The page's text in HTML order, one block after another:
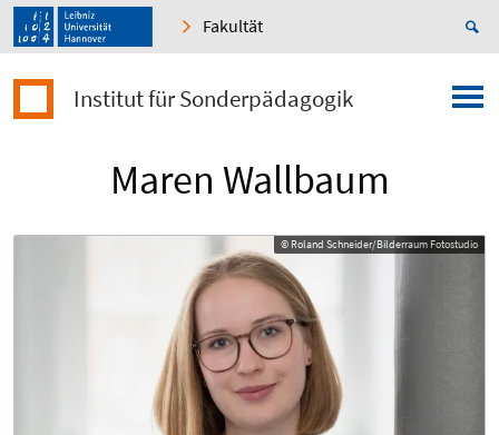
Fakultät
Institut für Sonderpädagogik
Maren Wallbaum
© Roland Schneider/Bilderraum Fotostudio